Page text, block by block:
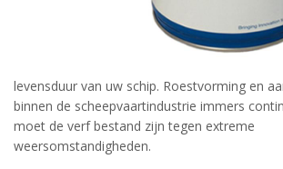
levensduur van uw schip. Roestvorming en
binnen de scheepvaartindustrie immers
moet de verf bestand zijn tegen extreme
weersomstandigheden.